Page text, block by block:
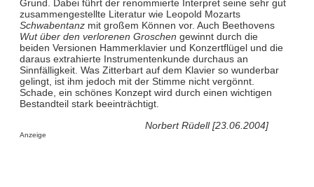
Grund. Dabei führt der renommierte Interpret seine sehr gut
zusammengestellte Literatur wie Leopold Mozarts
Schwabentanzmit großem Können vor. Auch Beethovens
Wut über den verlorenen Groschen gewinnt durch die
beiden Versionen Hammerklavier und Konzertflügel und die
daraus extrahierte Instrumentenkunde durchaus an
Sinnfälligkeit. Was Zitterbart auf dem Klavier so wunderbar
gelingt, ist ihm jedoch mit der Stimme nicht vergönnt.
Schade, ein schönes Konzept wird durch einen wichtigen
Bestandteil stark beeinträchtigt.
Norbert Rüdell [23.06.2004]
Anzeige